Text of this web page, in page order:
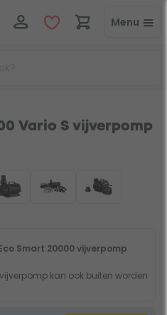
Menu
Vario S vijverpomp
Smart 20000 vijverpomp
kan ook buiten worden